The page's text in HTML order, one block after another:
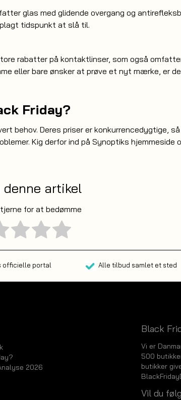
glas med glidende overgang og
tidspunkt at slå til.
rabatter på kontaktlinser, som også
eller bare ønsker at prøve et nyt mærke, er
Friday?
behov. Deres priser er konkurrencedygtige,
Kig derfor ind på Synoptiks hjemmeside
denne artikel
for at bedømme
officielle portal Alle tilbud samlet et sted
2026
Black
Vi er
500
butikker
Vil du